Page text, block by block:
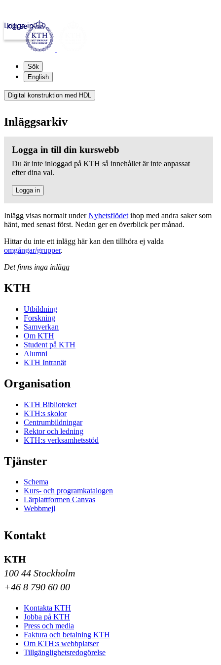
kth.se
Logga in
Sök
English
Digital konstruktion med HDL
Inläggsarkiv
Logga in till din kurswebb
Du är inte inloggad på KTH så innehållet är inte anpassat
efter dina val.
Logga in
Inlägg visas normalt underNyhetsflödet ihop med andra saker som
hänt, med senast först. Nedan ger en överblick per månad.
Hittar du inte ett inlägg här kan den tillhöra ej valda
omgångar/grupper.
Det finns inga inlägg
KTH
Utbildning
Forskning
Samverkan
Om KTH
Student på KTH
Alumni
KTH Intranät
Organisation
KTH Biblioteket
KTH:s skolor
Centrumbildningar
Rektor och ledning
KTH:s verksamhetsstöd
Tjänster
Schema
Kurs- och programkatalogen
Lärplattformen Canvas
Webbmejl
Kontakt
KTH
100 44 Stockholm
+46 8 790 60 00
Kontakta KTH
Jobba på KTH
Press och media
Faktura och betalning KTH
Om KTH:s webbplatser
Tillgänglighetsredogörelse